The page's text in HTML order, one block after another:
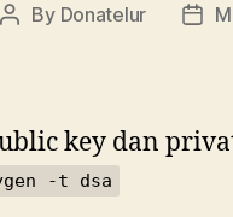
Post
By Donatelur
Post
key dan
-t dsa